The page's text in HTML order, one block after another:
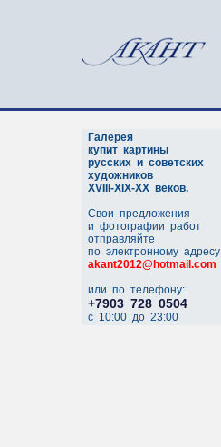
Галерея
купит картины
русских и советских
художников
XVIII-XIX-XX веков.
Свои предложения
и фотографии работ
отправляйте
по электронному адресу
akant2012@hotmail.com
или по телефону:
+7903 728 0504
c 10:00 до 23:00